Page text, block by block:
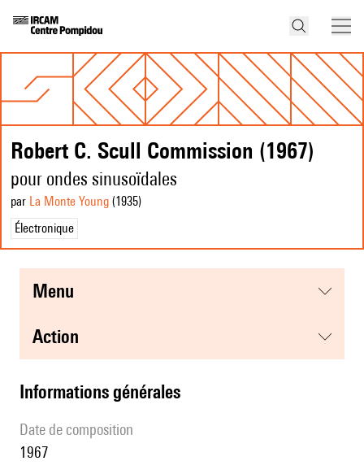
Robert C. Scull Commission (1967)
pour ondes sinusoïdales
par La Monte Young (1935)
Électronique
menu
action
informations générales
date de composition
1967